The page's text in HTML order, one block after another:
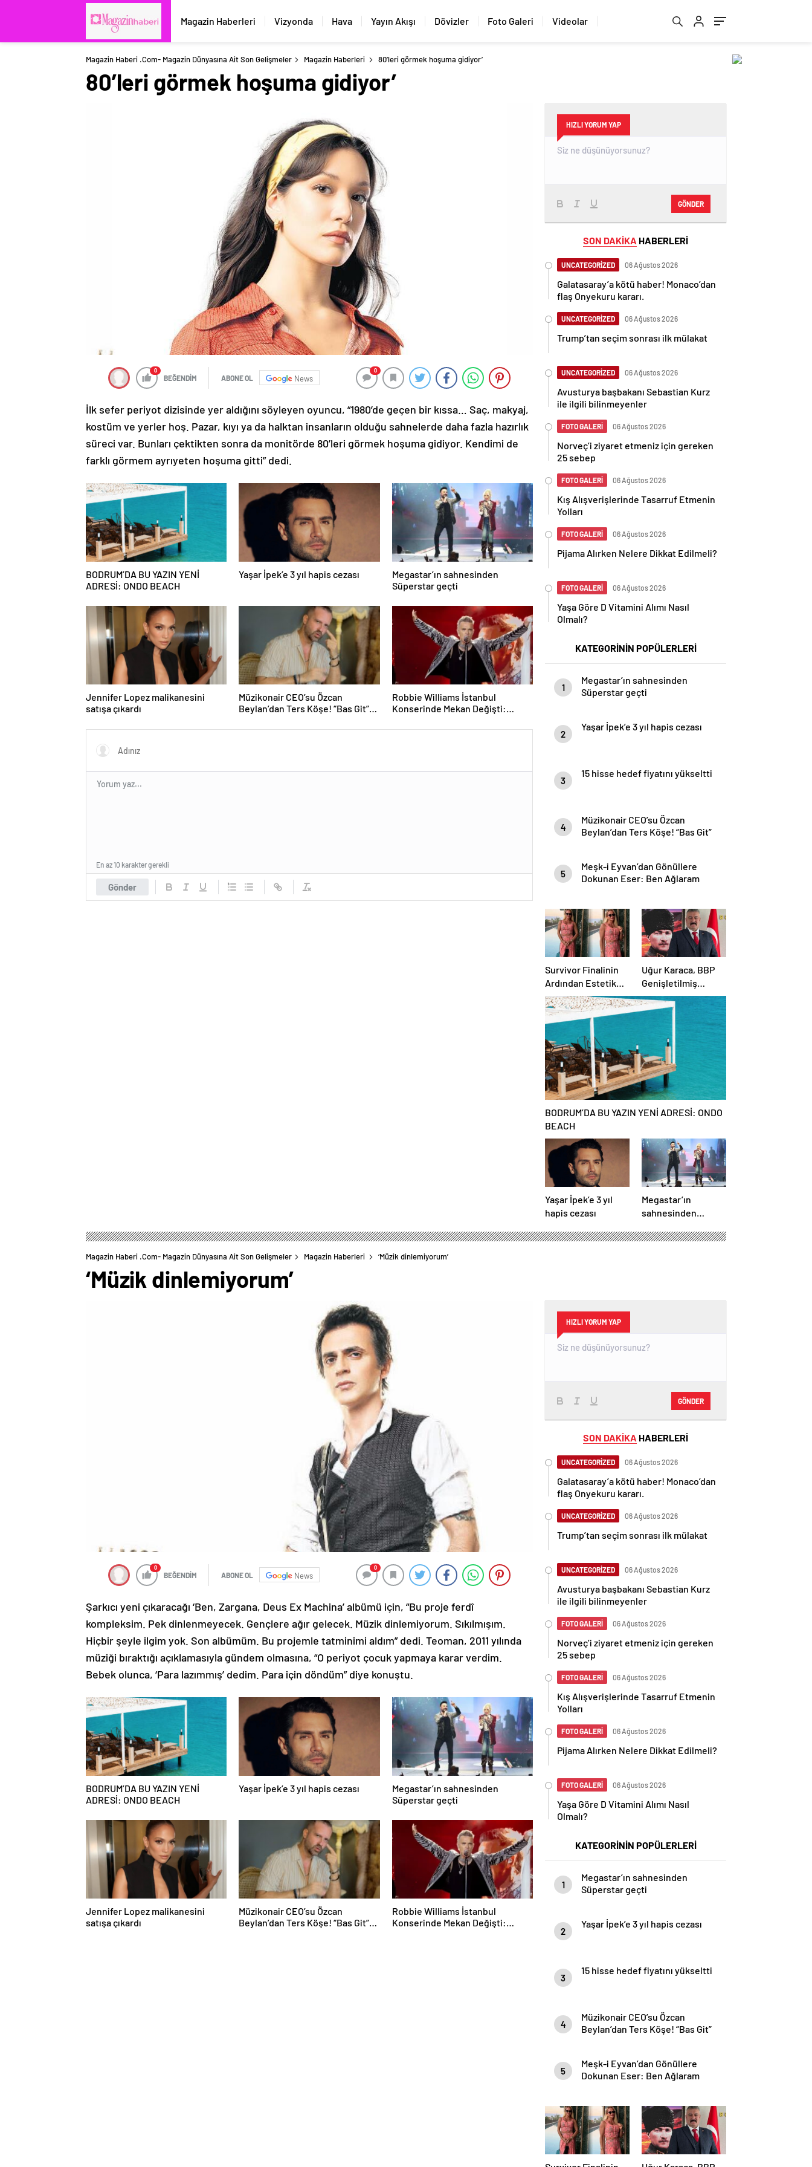
Magazin Haberleri Vizyonda Hava Yayın Akışı Dövizler Foto Galeri Videolar
Magazin Haberi .com- Magazin Dünyasına Ait Son Gelişmeler Magazin Haberleri 80’leri görmek hoşuma gidiyor’
80’leri görmek hoşuma gidiyor’
0
BEĞENDİM ABONE OL News
0
İlk sefer periyot dizisinde yer aldığını söyleyen oyuncu, “1980’de geçen bir kıssa… Saç, makyaj,
kostüm ve yerler hoş. Pazar, kıyı ya da halktan insanların olduğu sahnelerde daha fazla hazırlık
süreci var. Bunları çektikten sonra da monitörde 80’leri görmek hoşuma gidiyor. Kendimi de
farklı görmem ayrıyeten hoşuma gitti” dedi.
BODRUM’DA BU YAZIN YENİ
ADRESİ: ONDO BEACH
Yaşar İpek’e 3 yıl hapis cezası
Megastar’ın sahnesinden
Süperstar geçti
Jennifer Lopez malikanesini
satışa çıkardı
Müzikonair CEO’su Özcan
Beylan’dan Ters Köşe! “Bas Git”
Attı!
Robbie Williams İstanbul
Konserinde Mekan Değişti:
Taşındı!
Gönder
En az 10 karakter gerekli
HIZLI YORUM YAP
GÖNDER
SON DAKİKA HABERLERİ
UNCATEGORİZED 06 Ağustos 2026
Galatasaray’a kötü haber! Monaco’dan
flaş Onyekuru kararı.
UNCATEGORİZED 06 Ağustos 2026
Trump’tan seçim sonrası ilk mülakat
UNCATEGORİZED 06 Ağustos 2026
Avusturya başbakanı Sebastian Kurz
ile ilgili bilinmeyenler
FOTO GALERİ 06 Ağustos 2026
Norveç’i ziyaret etmeniz için gereken
25 sebep
FOTO GALERİ 06 Ağustos 2026
Kış Alışverişlerinde Tasarruf Etmenin
Yolları
FOTO GALERİ 06 Ağustos 2026
Pijama Alırken Nelere Dikkat Edilmeli?
FOTO GALERİ 06 Ağustos 2026
Yaşa Göre D Vitamini Alımı Nasıl
Olmalı?
KATEGORİNİN POPÜLERLERİ
1
Megastar’ın sahnesinden
Süperstar geçti
2
Yaşar İpek’e 3 yıl hapis cezası
3
15 hisse hedef fiyatını yükseltti
4
Müzikonair CEO’su Özcan
Beylan’dan Ters Köşe! “Bas Git”
5
Meşk-i Eyvan’dan Gönüllere
Dokunan Eser: Ben Ağlaram
Survivor Finalinin
Ardından Estetik
Dokunuşuyla
Gündemde
Uğur Karaca, BBP
Genişletilmiş
Başkanlık
Divanı’nda görev
BODRUM’DA BU YAZIN YENİ ADRESİ: ONDO
BEACH
Yaşar İpek’e 3 yıl
hapis cezası
Megastar’ın
sahnesinden
Magazin Haberi .com- Magazin Dünyasına Ait Son Gelişmeler Magazin Haberleri ‘Müzik dinlemiyorum’
‘Müzik dinlemiyorum’
0
BEĞENDİM ABONE OL News
0
Şarkıcı yeni çıkaracağı ‘Ben, Zargana, Deus Ex Machina’ albümü için, “Bu proje ferdî
kompleksim. Pek dinlenmeyecek. Gençlere ağır gelecek. Müzik dinlemiyorum. Sıkılmışım.
Hiçbir şeyle ilgim yok. Son albümüm. Bu projemle tatminimi aldım” dedi. Teoman, 2011 yılında
müziği bıraktığı açıklamasıyla gündem olmasına, “O periyot çocuk yapmaya karar verdim.
Bebek olunca, ‘Para lazımmış’ dedim. Para için döndüm” diye konuştu.
BODRUM’DA BU YAZIN YENİ
ADRESİ: ONDO BEACH
Yaşar İpek’e 3 yıl hapis cezası
Megastar’ın sahnesinden
Süperstar geçti
Jennifer Lopez malikanesini
satışa çıkardı
Müzikonair CEO’su Özcan
Beylan’dan Ters Köşe! “Bas Git”
Robbie Williams İstanbul
Konserinde Mekan Değişti:
HIZLI YORUM YAP
GÖNDER
SON DAKİKA HABERLERİ
UNCATEGORİZED 06 Ağustos 2026
Galatasaray’a kötü haber! Monaco’dan
flaş Onyekuru kararı.
UNCATEGORİZED 06 Ağustos 2026
Trump’tan seçim sonrası ilk mülakat
UNCATEGORİZED 06 Ağustos 2026
Avusturya başbakanı Sebastian Kurz
ile ilgili bilinmeyenler
FOTO GALERİ 06 Ağustos 2026
Norveç’i ziyaret etmeniz için gereken
25 sebep
FOTO GALERİ 06 Ağustos 2026
Kış Alışverişlerinde Tasarruf Etmenin
Yolları
FOTO GALERİ 06 Ağustos 2026
Pijama Alırken Nelere Dikkat Edilmeli?
FOTO GALERİ 06 Ağustos 2026
Yaşa Göre D Vitamini Alımı Nasıl
Olmalı?
KATEGORİNİN POPÜLERLERİ
1
Megastar’ın sahnesinden
Süperstar geçti
2
Yaşar İpek’e 3 yıl hapis cezası
3
15 hisse hedef fiyatını yükseltti
4
Müzikonair CEO’su Özcan
Beylan’dan Ters Köşe! “Bas Git”
5
Meşk-i Eyvan’dan Gönüllere
Dokunan Eser: Ben Ağlaram